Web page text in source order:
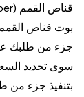
جزء من طلبك
سوى تحديد
بتنفيذ جزء من